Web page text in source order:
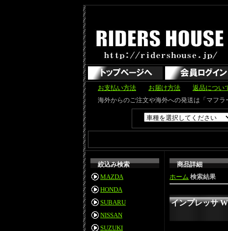
お支払い方法 お届け方法 返品につい
海外からのご注文や海外への発送は「マフラ
絞込み検索
MAZDA
HONDA
SUBARU
NISSAN
SUZUKI
商品詳細
ホーム 検索結果
インプレッサ